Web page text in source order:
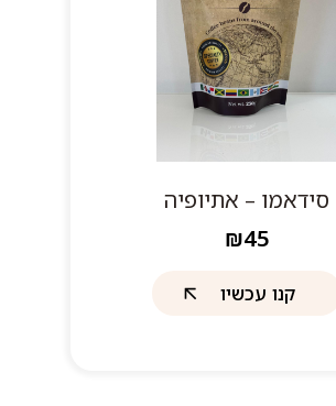
סידאמו – אתיופיה
₪45
קנו עכשיו